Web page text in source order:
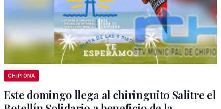
CHIPIONA
Este domingo llega al chiringuito Salitre el